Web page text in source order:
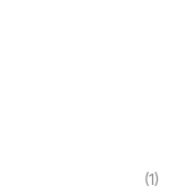
(1)